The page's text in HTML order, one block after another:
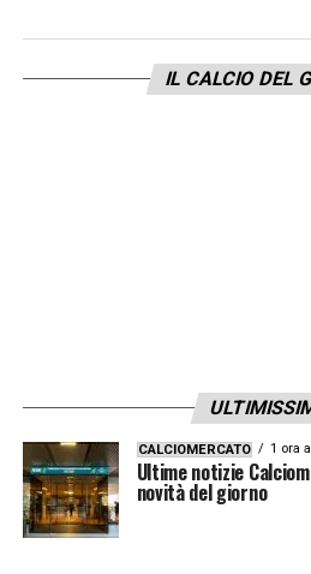
IL CALCIO DEL
CALCIOMERCATO 1 ora
Ultime notizie
novità del giorno